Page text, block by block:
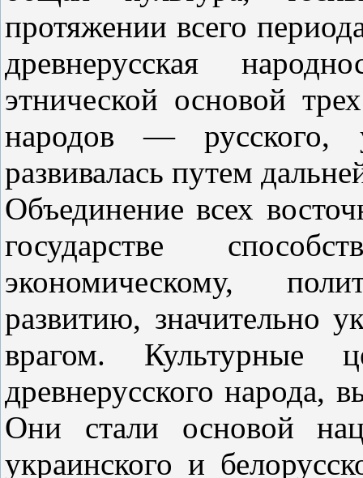
протяжении всего
древнерусская
этнической основой
народов — русского,
развивалась путем
Объединение всех
государстве
экономическому,
развитию, значительно
врагом. Культурные
древнерусского народа,
Они стали основой
украинского и